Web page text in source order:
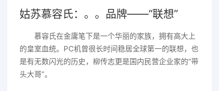
姑苏慕容氏：。。品牌——“联想”
慕容氏在金庸笔下是一个华丽的家族，拥有高大上
的皇室血统。PC机曾很长时间稳居全球第一的联想，也
是有无数闪光的历史，柳传志更是国内民营企业家的“带
头大哥”。